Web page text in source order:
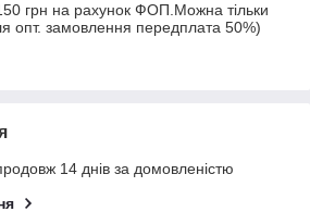
грн на рахунок ФОП.Можна тільки
опт. замовлення передплата 50%)
14 днів за домовленістю